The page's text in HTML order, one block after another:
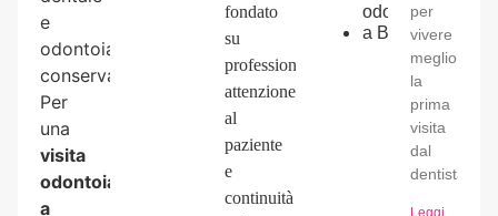
e
odontoiatria
conservativa.
Per
una
visita
odontoiatrica
a
fondato
su
professionalità,
attenzione
al
paziente
e
continuità
odontoiatrica
a Bareggio
per
vivere
meglio
la
prima
visita
dal
dentista.
Leggi